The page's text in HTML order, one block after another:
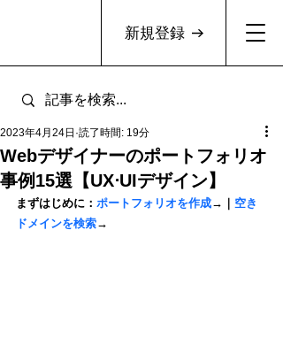
新規登録
Webデザイナーのポートフォリオ
事例15選【UX⋅UIデザイン】
2023年4月24日 読了時間: 19分
まずはじめに： ポートフォリオを作成→｜ 空き
ドメインを検索→